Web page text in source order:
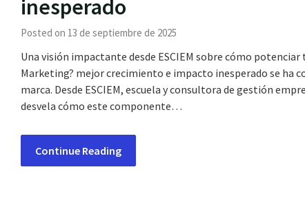
inesperado
Posted on 13 de septiembre de 2025
Una visión impactante desde ESCIEM sobre cómo
Marketing? mejor crecimiento e impacto inesperado se ha
marca. Desde ESCIEM, escuela y consultora de gestión
desvela cómo este componente…
Continue Reading